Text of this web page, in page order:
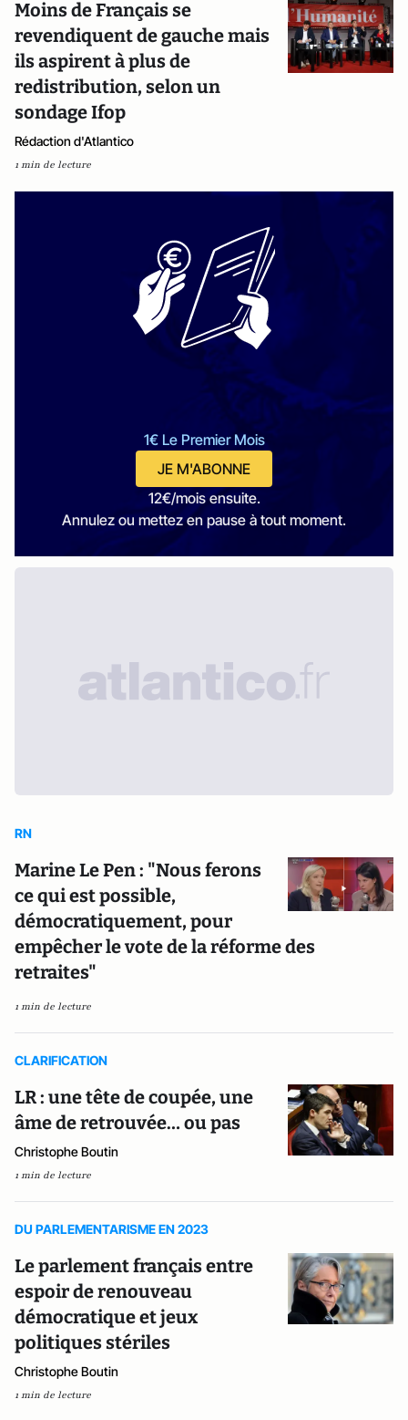
Moins de Français se
revendiquent de gauche mais
ils aspirent à plus de
redistribution, selon un
sondage Ifop
Rédaction d'Atlantico
1 min de lecture
1€ Le Premier Mois
JE M'ABONNE
12€/mois ensuite.
Annulez ou mettez en pause à tout moment.
RN
Marine Le Pen : "Nous ferons
ce qui est possible,
démocratiquement, pour
empêcher le vote de la réforme des
retraites"
1 min de lecture
CLARIFICATION
LR : une tête de coupée, une
âme de retrouvée… ou pas
Christophe Boutin
1 min de lecture
DU PARLEMENTARISME EN 2023
Le parlement français entre
espoir de renouveau
démocratique et jeux
politiques stériles
Christophe Boutin
1 min de lecture